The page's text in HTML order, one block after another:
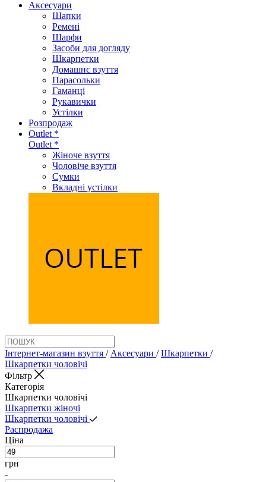
Аксеcуари
Шапки
Ремені
Шарфи
Засоби для догляду
Шкарпетки
Домашнє взуття
Парасольки
Гаманці
Рукавички
Устілки
Розпродаж
Outlet *
Outlet *
Жіноче взуття
Чоловіче взуття
Сумки
Вкладні устілки
Інтернет-магазин взуття / Аксеcуари / Шкарпетки /
Шкарпетки чоловічі
Фільтр
Категорія
Шкарпетки чоловічі
Шкарпетки жіночі
Шкарпетки чоловічі
Распродажа
Ціна
грн
-